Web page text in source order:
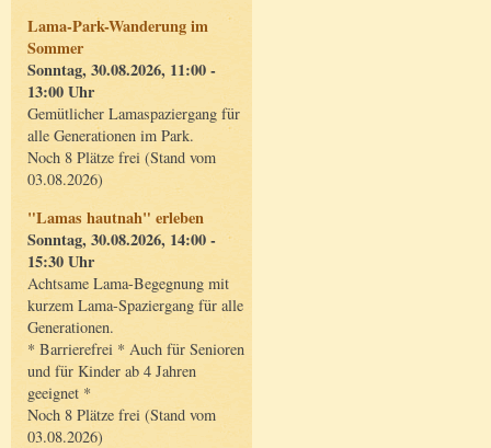
Lama-Park-Wanderung im
Sommer
Sonntag, 30.08.2026, 11:00 -
13:00 Uhr
Gemütlicher Lamaspaziergang für
alle Generationen im Park.
Noch 8 Plätze frei (Stand vom
03.08.2026)
"Lamas hautnah" erleben
Sonntag, 30.08.2026, 14:00 -
15:30 Uhr
Achtsame Lama-Begegnung mit
kurzem Lama-Spaziergang für alle
Generationen.
* Barrierefrei * Auch für Senioren
und für Kinder ab 4 Jahren
geeignet *
Noch 8 Plätze frei (Stand vom
03.08.2026)